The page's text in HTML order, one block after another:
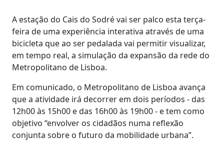
A estação do Cais do Sodré vai ser palco esta terça-
feira de uma experiência interativa através de uma
bicicleta que ao ser pedalada vai permitir visualizar,
em tempo real, a simulação da expansão da rede do
Metropolitano de Lisboa.
Em comunicado, o Metropolitano de Lisboa avança
que a atividade irá decorrer em dois períodos - das
12h00 às 15h00 e das 16h00 às 19h00 - e tem como
objetivo “envolver os cidadãos numa reflexão
conjunta sobre o futuro da mobilidade urbana”.